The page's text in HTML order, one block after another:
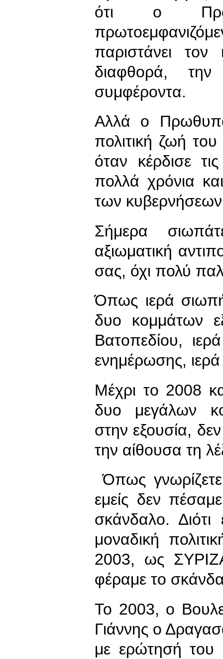
ότι ο
παριστάνει
διαφθορά,
συμφέροντα.
Αλλά ο
πολιτική ζωή
όταν κέρδισε
πολλά χρόνια
των
Σήμερα
αξιωματική
σας, όχι πολύ
Όπως ιερά
δυο κομμάτων
Βατοπεδίου,
ενημέρωσης,
Μέχρι το 2008
δυο μεγάλων
στην εξουσία,
την αίθουσα τη
Όπως γνωρίζετε
εμείς δεν
σκάνδαλο.
μοναδική
2003, ως
φέραμε το
Το 2003, ο
Γιάννης ο
με ερώτησή του